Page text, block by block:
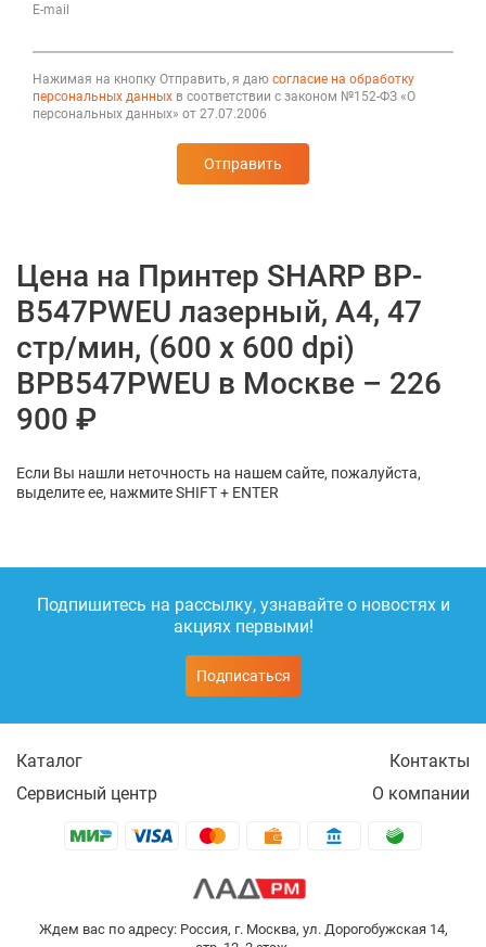
E-mail
Нажимая на кнопку Отправить, я даю согласие на обработку
персональных данных в соответствии с законом №152-ФЗ «О
персональных данных» от 27.07.2006
Отправить
Цена на Принтер SHARP BP-
B547PWEU лазерный, А4, 47
стр/мин, (600 x 600 dpi)
BPB547PWEU в Москве – 226
900 ₽
Если Вы нашли неточность на нашем сайте, пожалуйста,
выделите ее, нажмите SHIFT + ENTER
Подпишитесь на рассылку, узнавайте о новостях и
акциях первыми!
Подписаться
Каталог
Контакты
Сервисный центр
О компании
Ждем вас по адресу: Россия, г. Москва, ул. Дорогобужская 14,